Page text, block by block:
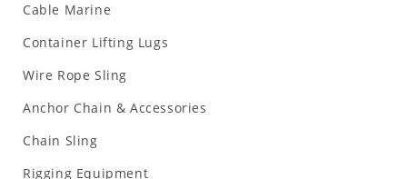
Cable Marine
Container Lifting Lugs
Wire Rope Sling
Anchor Chain & Accessories
Chain Sling
Rigging Equipment